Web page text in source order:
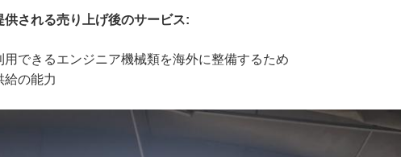
供される売り上げ後のサービス:
用できるエンジニア機械類を海外に整備するため
給の能力